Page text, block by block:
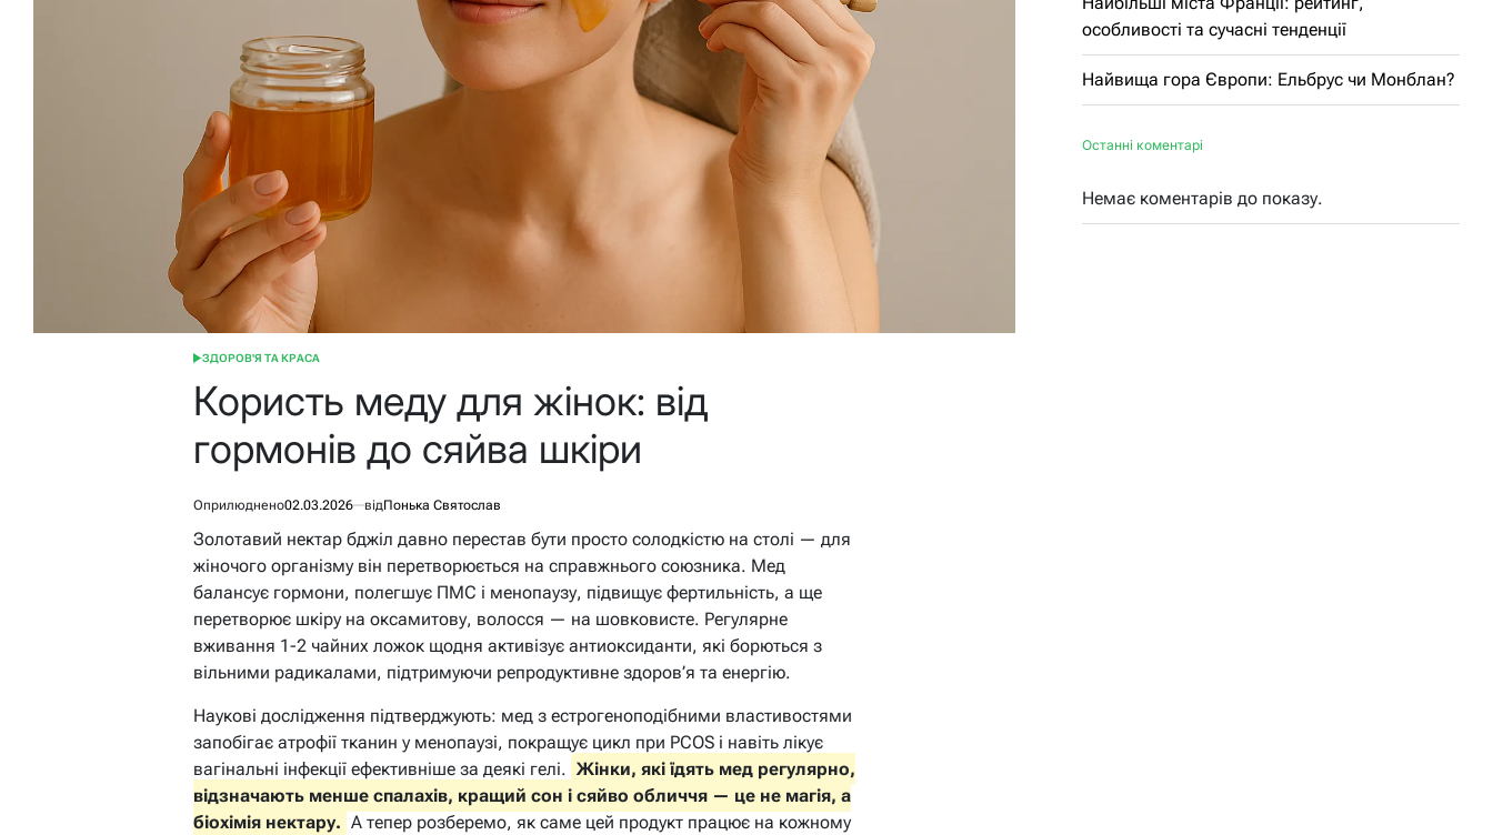
ОПУБЛІКУВАТИ
ЗДОРОВ'Я ТА КРАСА
Користь меду для жінок: від
гормонів до сяйва шкіри
Оприлюднено02.03.2026 відПонька Святослав
Золотавий нектар бджіл давно перестав бути просто солодкістю на столі — для
жіночого організму він перетворюється на справжнього союзника. Мед
балансує гормони, полегшує ПМС і менопаузу, підвищує фертильність, а ще
перетворює шкіру на оксамитову, волосся — на шовковисте. Регулярне
вживання 1-2 чайних ложок щодня активізує антиоксиданти, які борються з
вільними радикалами, підтримуючи репродуктивне здоров’я та енергію.
Наукові дослідження підтверджують: мед з естрогеноподібними властивостями
запобігає атрофії тканин у менопаузі, покращує цикл при PCOS і навіть лікує
вагінальні інфекції ефективніше за деякі гелі. Жінки, які їдять мед регулярно,
відзначають менше спалахів, кращий сон і сяйво обличчя — це не магія, а
біохімія нектару. А тепер розберемо, як саме цей продукт працює на кожному
особливості та сучасні тенденції
Найвища гора Європи: Ельбрус чи Монблан?
Останні коментарі
Немає коментарів до показу.